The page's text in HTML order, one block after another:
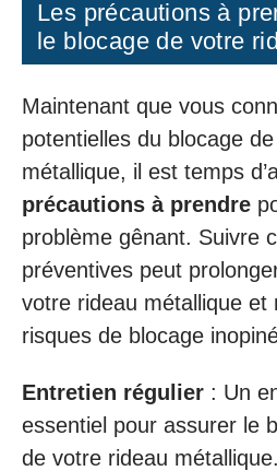
Les précautions à
le blocage de votre
Maintenant que vous
potentielles du blocage
métallique, il est temps
précautions à prendre
problème gênant. Suivre
préventives peut
votre rideau métallique et
risques de blocage
Entretien régulier : Un
essentiel pour assurer le
de votre rideau